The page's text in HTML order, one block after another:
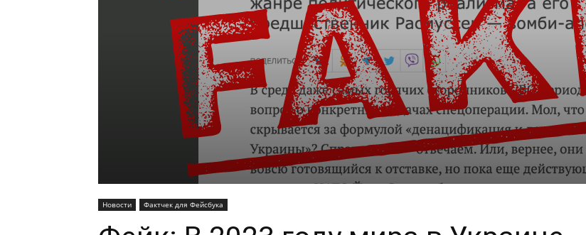
Новости Фактчек для Фейсбука